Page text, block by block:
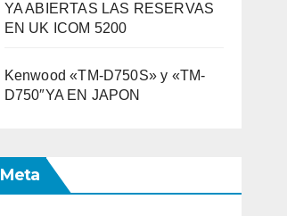
YA ABIERTAS LAS RESERVAS
EN UK ICOM 5200
Kenwood «TM-D750S» y «TM-
D750″YA EN JAPON
Meta